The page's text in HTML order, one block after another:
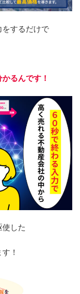
をするだけで
るんです！
使した
！